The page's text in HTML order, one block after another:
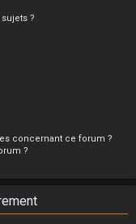
?
concernant ce forum ?
?